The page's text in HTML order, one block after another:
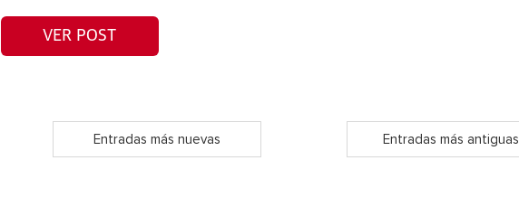
VER POST
Entradas más nuevas Entradas más antiguas